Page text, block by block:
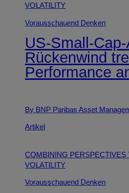
VOLATILITY
Vorausschauend Denken
Rückenwind
Performance
By BNP Paribas Asset
Artikel
COMBINING PERSPECTIVES
VOLATILITY
Vorausschauend Denken